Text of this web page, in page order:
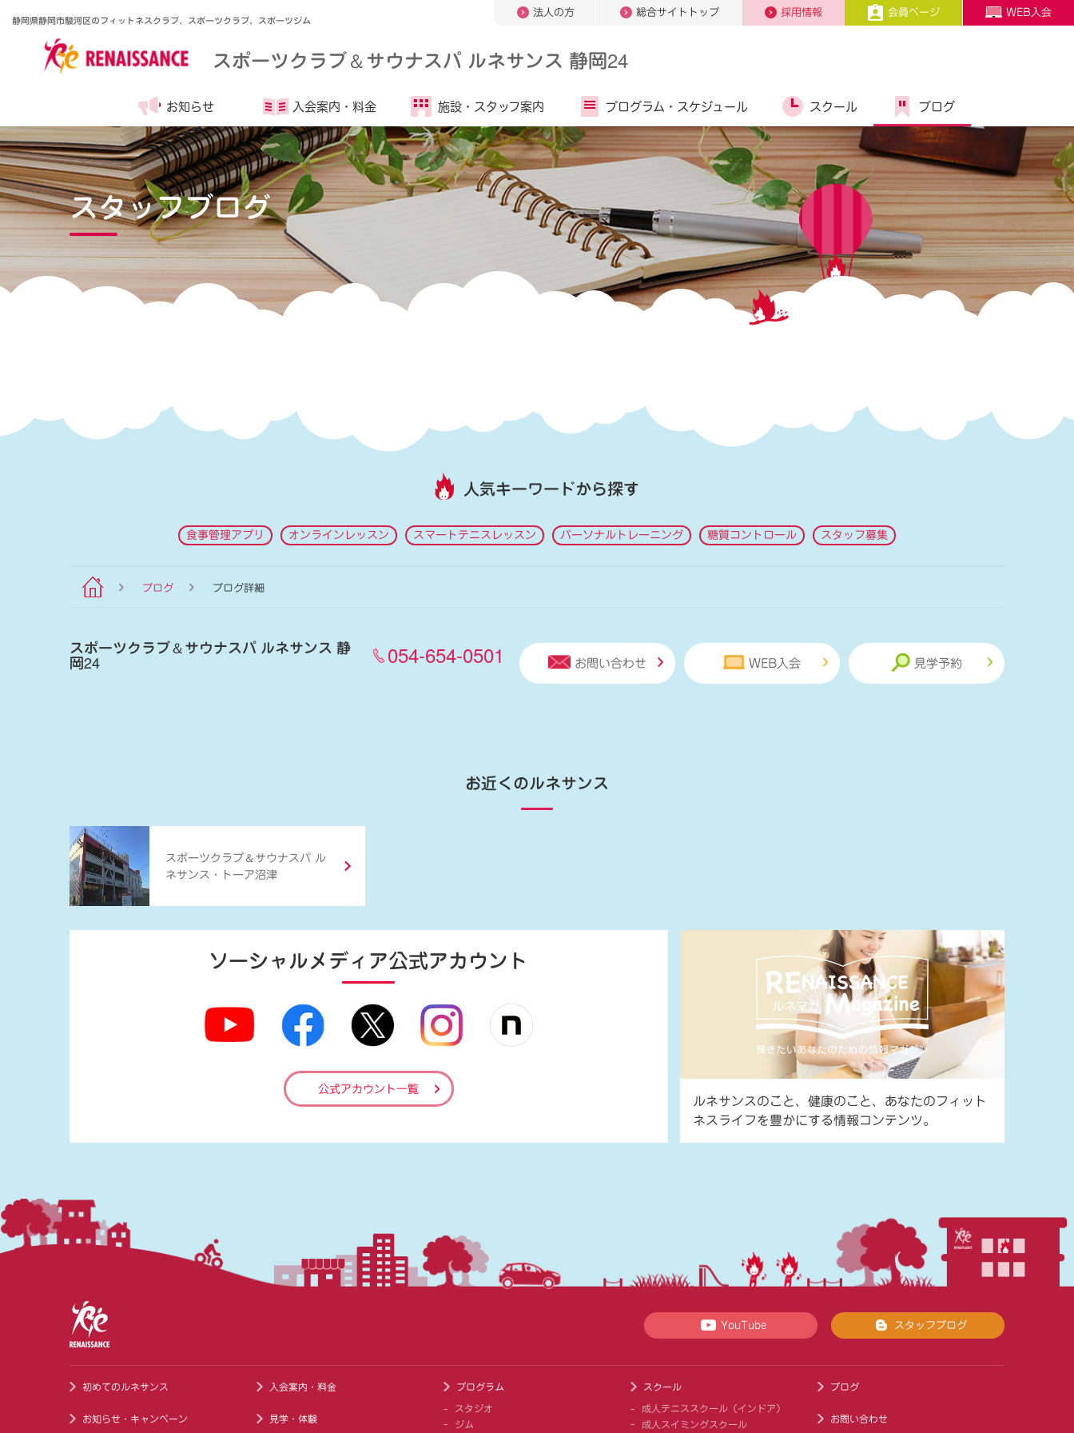
静岡県静岡市駿河区のフィットネスクラブ、スポーツクラブ、スポーツジム
法人の方 総合サイトトップ 採用情報 会員ページ WEB入会
スポーツクラブ＆サウナスパ ルネサンス 静岡24
お知らせ 入会案内・ 料金 施設・ スタッフ案内 プログラム・ スケジュール スクール ブログ
スタッフブログ
人気キーワードから探す
食事管理アプリ オンラインレッスン スマートテニスレッスン パーソナルトレーニング 糖質コントロール スタッフ募集
ブログ ブログ詳細
スポーツクラブ＆サウナスパ ルネサンス 静
岡24 054-654-0501 お問い合わせ WEB入会 見学予約
お近くのルネサンス
スポーツクラブ ＆ サウナスパ ル
ネサンス・トーア沼津
ソーシャルメディア公式アカウント
公式アカウント一覧
ルネサンスのこと、健康のこと、あなたのフィット
ネスライフを豊かにする情報コンテンツ。
YouTube スタッフブログ
初めてのルネサンス
お知らせ・キャンペーン
入会案内・料金
見学・体験
プログラム
スタジオ
ジム
スクール
成人テニススクール（インドア）
成人スイミングスクール
ブログ
お問い合わせ